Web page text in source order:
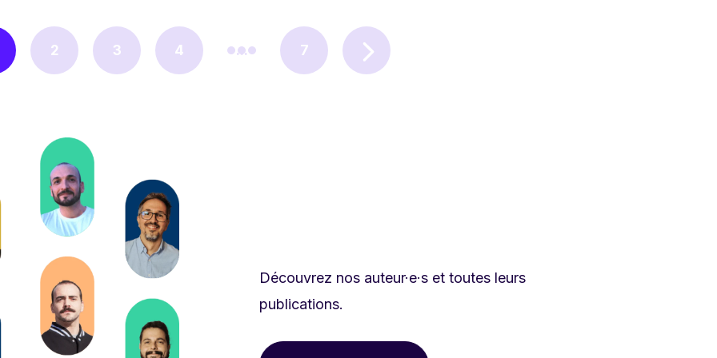
2 3 4 ... 7
Découvrez nos auteur·e·s et toutes leurs
publications.